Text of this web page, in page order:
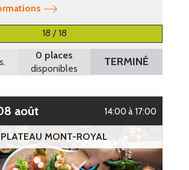
18 / 18
0 places
disponibles
TERMINÉ
août 14:00 à 17:00
PLATEAU MONT-ROYAL